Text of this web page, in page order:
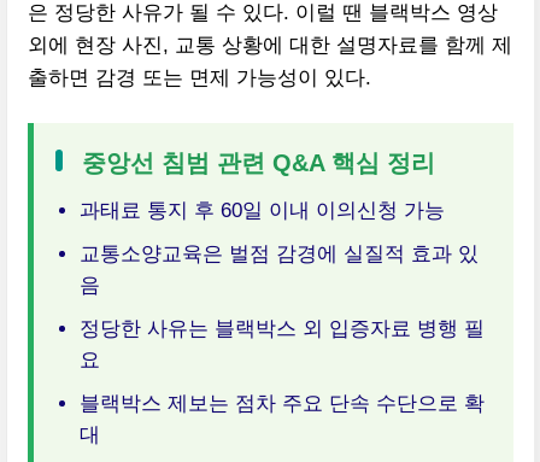
은 정당한 사유가 될 수 있다. 이럴 땐 블랙박스 영상
외에 현장 사진, 교통 상황에 대한 설명자료를 함께 제
출하면 감경 또는 면제 가능성이 있다.
중앙선 침범 관련 Q&A 핵심 정리
과태료 통지 후 60일 이내 이의신청 가능
교통소양교육은 벌점 감경에 실질적 효과 있
음
정당한 사유는 블랙박스 외 입증자료 병행 필
요
블랙박스 제보는 점차 주요 단속 수단으로 확
대